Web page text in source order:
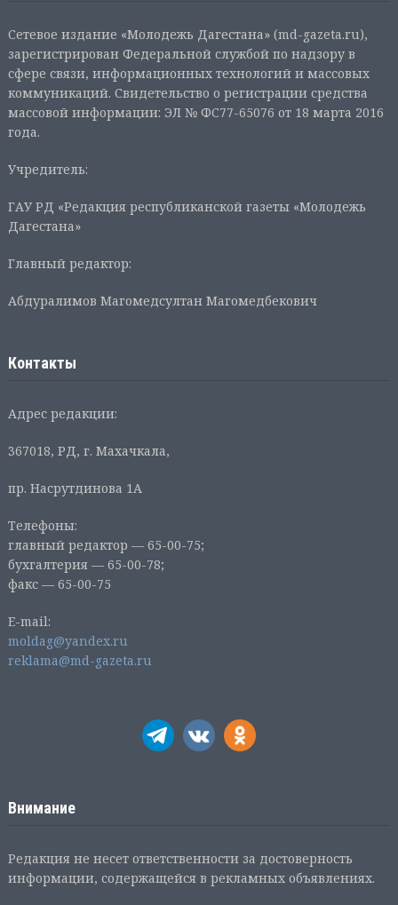
Сетевое издание «Молодежь Дагестана» (md-gazeta.ru),
зарегистрирован Федеральной службой по надзору в
сфере связи, информационных технологий и массовых
коммуникаций. Свидетельство о регистрации средства
массовой информации: ЭЛ № ФС77-65076 от 18 марта 2016
года.
Учредитель:
ГАУ РД «Редакция республиканской газеты «Молодежь
Дагестана»
Главный редактор:
Абдуралимов Магомедсултан Магомедбекович
Контакты
Адрес редакции:
367018, РД, г. Махачкала,
пр. Насрутдинова 1А
Телефоны:
главный редактор — 65-00-75;
бухгалтерия — 65-00-78;
факс — 65-00-75
E-mail:
moldag@yandex.ru
reklama@md-gazeta.ru
Внимание
Редакция не несет ответственности за достоверность
информации, содержащейся в рекламных объявлениях.